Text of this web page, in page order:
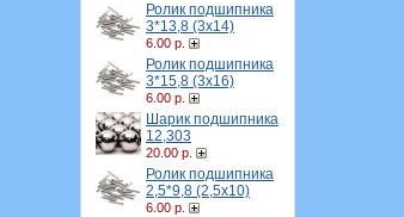
Ролик подшипника
3*13,8 (3х14)
6.00 р.
Ролик подшипника
3*15,8 (3х16)
6.00 р.
Шарик подшипника
12,303
20.00 р.
Ролик подшипника
2,5*9,8 (2,5х10)
6.00 р.